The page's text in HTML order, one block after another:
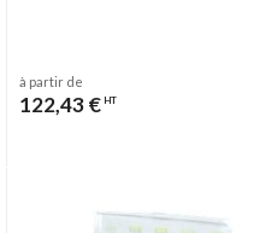
à partir de
122,43 € HT